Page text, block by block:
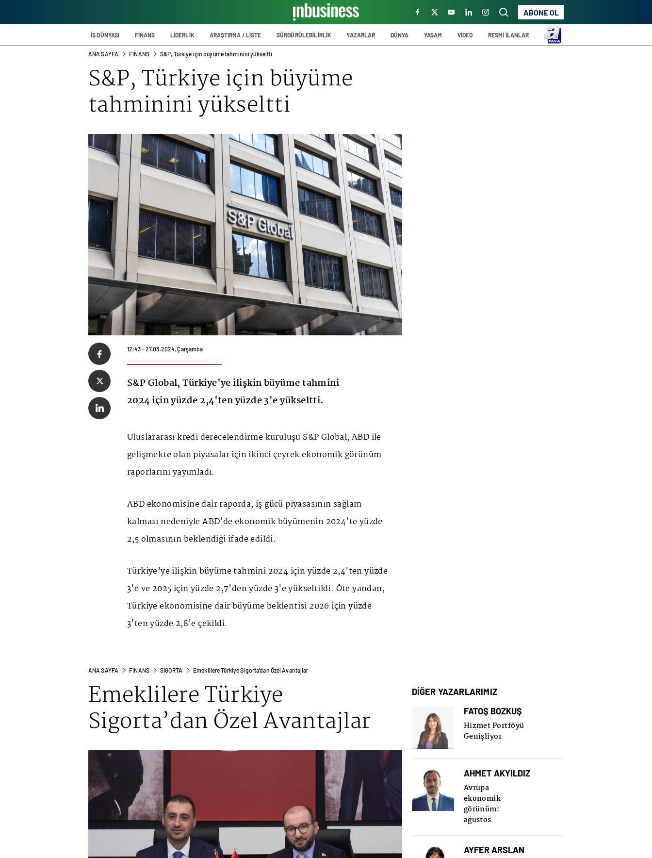
ABONE OL
İŞ DÜNYASI FİNANS LİDERLİK ARAŞTIRMA / LİSTE SÜRDÜRÜLEBİLİRLİK YAZARLAR DÜNYA YAŞAM VİDEO RESMİ İLANLAR
ANA SAYFA FINANS S&P, Türkiye için büyüme tahminini yükseltti
S&P, Türkiye için büyüme
tahminini yükseltti
12:43 - 27.03.2024, Çarşamba
S&P Global, Türkiye'ye ilişkin büyüme tahmini
2024 için yüzde 2,4'ten yüzde 3'e yükseltti.
Uluslararası kredi derecelendirme kuruluşu S&P Global, ABD ile
gelişmekte olan piyasalar için ikinci çeyrek ekonomik görünüm
raporlarını yayımladı.
ABD ekonomisine dair raporda, iş gücü piyasasının sağlam
kalması nedeniyle ABD'de ekonomik büyümenin 2024'te yüzde
2,5 olmasının beklendiği ifade edildi.
Türkiye'ye ilişkin büyüme tahmini 2024 için yüzde 2,4'ten yüzde
3'e ve 2025 için yüzde 2,7'den yüzde 3'e yükseltildi. Öte yandan,
Türkiye ekonomisine dair büyüme beklentisi 2026 için yüzde
3'ten yüzde 2,8'e çekildi.
ANA SAYFA FINANS SIGORTA Emeklilere Türkiye Sigorta’dan Özel Avantajlar
Emeklilere Türkiye
Sigorta’dan Özel Avantajlar
DİĞER YAZARLARIMIZ
FATOŞ BOZKUŞ
Hizmet Portföyü
Genişliyor
AHMET AKYILDIZ
Avrupa
ekonomik
görünüm:
ağustos
AYFER ARSLAN